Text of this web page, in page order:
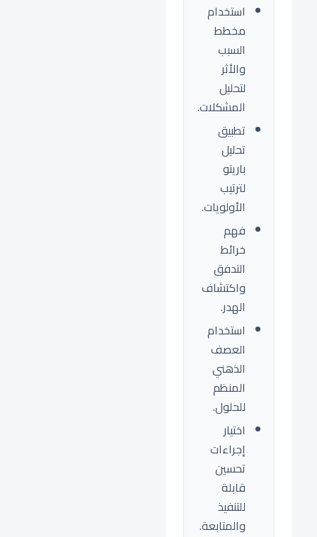
استخدام
مخطط
السبب
والأثر
لتحليل
المشكلات.
تطبيق
تحليل
باريتو
لترتيب
الأولويات.
فهم
خرائط
التدفق
واكتشاف
الهدر.
استخدام
العصف
الذهني
المنظم
للحلول.
اختيار
إجراءات
تحسين
قابلة
للتنفيذ
والمتابعة.